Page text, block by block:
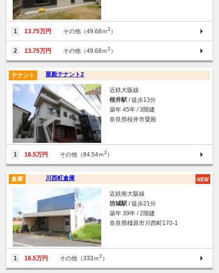
1 13.75万円 その他（49.68ｍ2 ）
2 13.75万円 その他（49.68ｍ2 ）
粟殿テナント2
テナント
近鉄大阪線
桜井駅 / 徒歩13分
築年 45年 / 3階建
奈良県桜井市粟殿
1 16.5万円 その他（84.54ｍ2 ）
川西町倉庫
倉庫
近鉄南大阪線
坊城駅 / 徒歩21分
築年 39年 / 2階建
奈良県橿原市川西町170-1
1 16.5万円 その他（333ｍ2 ）